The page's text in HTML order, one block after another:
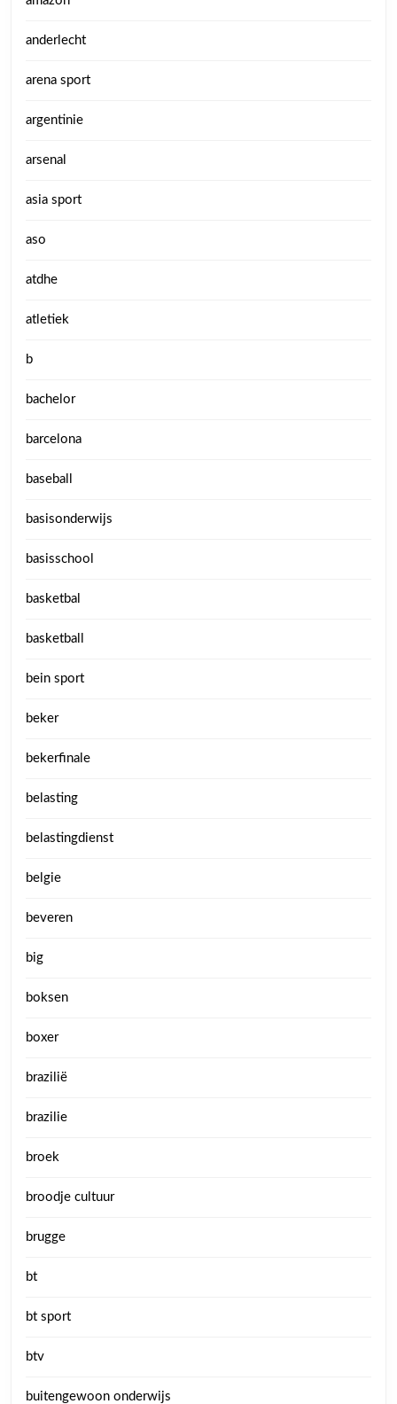
anderlecht
arena sport
argentinie
arsenal
asia sport
aso
atdhe
atletiek
b
bachelor
barcelona
baseball
basisonderwijs
basisschool
basketbal
basketball
bein sport
beker
bekerfinale
belasting
belastingdienst
belgie
beveren
big
boksen
boxer
brazilië
brazilie
broek
broodje cultuur
brugge
bt
bt sport
btv
buitengewoon onderwijs